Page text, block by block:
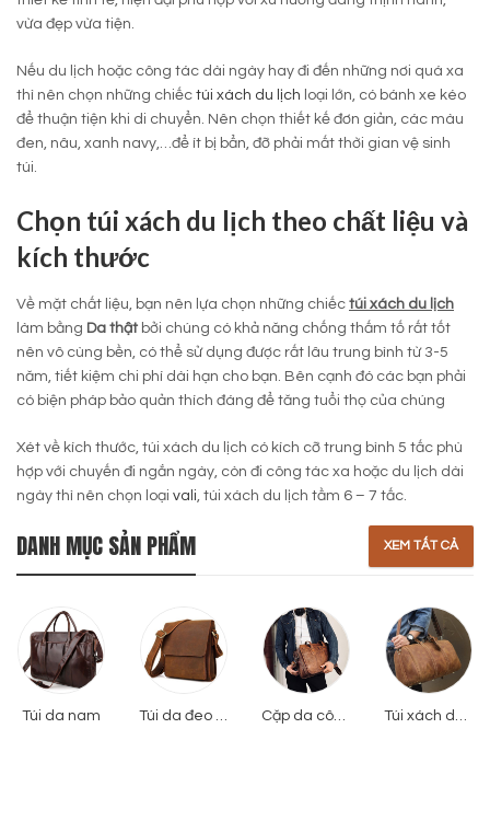
vừa đẹp vừa tiện.
Nếu du lịch hoặc công tác dài ngày hay đi đến những nơi quá xa
thì nên chọn những chiếc túi xách du lịch loại lớn, có bánh xe kéo
để thuận tiện khi di chuyển. Nên chọn thiết kế đơn giản, các màu
đen, nâu, xanh navy,…để ít bị bẩn, đỡ phải mất thời gian vệ sinh
túi.
Chọn túi xách du lịch theo chất liệu và
kích thước
Về mặt chất liệu, bạn nên lựa chọn những chiếc túi xách du lịch
làm bằng Da thật bởi chúng có khả năng chống thấm tố rất tốt
nên vô cùng bền, có thể sử dụng được rất lâu trung bình từ 3-5
năm, tiết kiệm chi phí dài hạn cho bạn. Bên cạnh đó các bạn phải
có biện pháp bảo quản thích đáng để tăng tuổi thọ của chúng
Xét về kích thước, túi xách du lịch có kích cỡ trung bình 5 tấc phù
hợp với chuyến đi ngắn ngày, còn đi công tác xa hoặc du lịch dài
ngày thì nên chọn loại vali, túi xách du lịch tầm 6 – 7 tấc.
DANH MỤC SẢN PHẨM XEM TẤT CẢ
Túi da nam Túi da đeo chéo Cặp da công sở Túi xách du lịch